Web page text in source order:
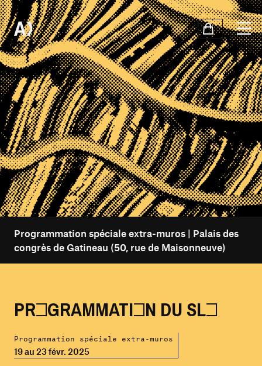
Programmation spéciale extra-muros | Palais des
congrès de Gatineau (50, rue de Maisonneuve)
PROGRAMMATION DU SLO
Programmation spéciale extra-muros
19 au 23 févr. 2025